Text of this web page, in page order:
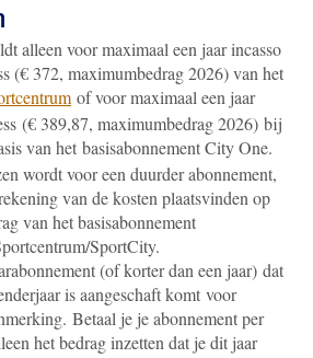
alleen voor maximaal een jaar incasso
(€ 372, maximumbedrag 2026) van het
of voor maximaal een jaar
(€ 389,87, maximumbedrag 2026) bij
van het basisabonnement City One.
wordt voor een duurder abonnement,
van de kosten plaatsvinden op
van het basisabonnement
SportCity.
(of korter dan een jaar) dat
is aangeschaft komt voor
Betaal je je abonnement per
het bedrag inzetten dat je dit jaar